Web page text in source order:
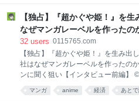
note.com/4bata/n/n49e02… 2022-
「勝手に学ぶ人」と「期待されて学
られない｜柴田史郎 ここ1年ぐらい感
ぶ人は、自分の周囲にある「学びに
を探して自分の仕事にすることを繰
て学ぶ人は、上司と… 1569 users
ト）
【独占】『超かぐや姫！』を
なぜマンガレーベルを作ったの
狙い【インタビュー前編】 | オ
32 users 0115765.com
【独占】『超かぐや姫！』を生み出
社はなぜマンガレーベルを作ったの
ンに聞く狙い【インタビュー前編】
supported by BANDAI. 株式会社ツイ
けたNetflixオリジナルアニメ映画『超
マンガ anime 経済 あと